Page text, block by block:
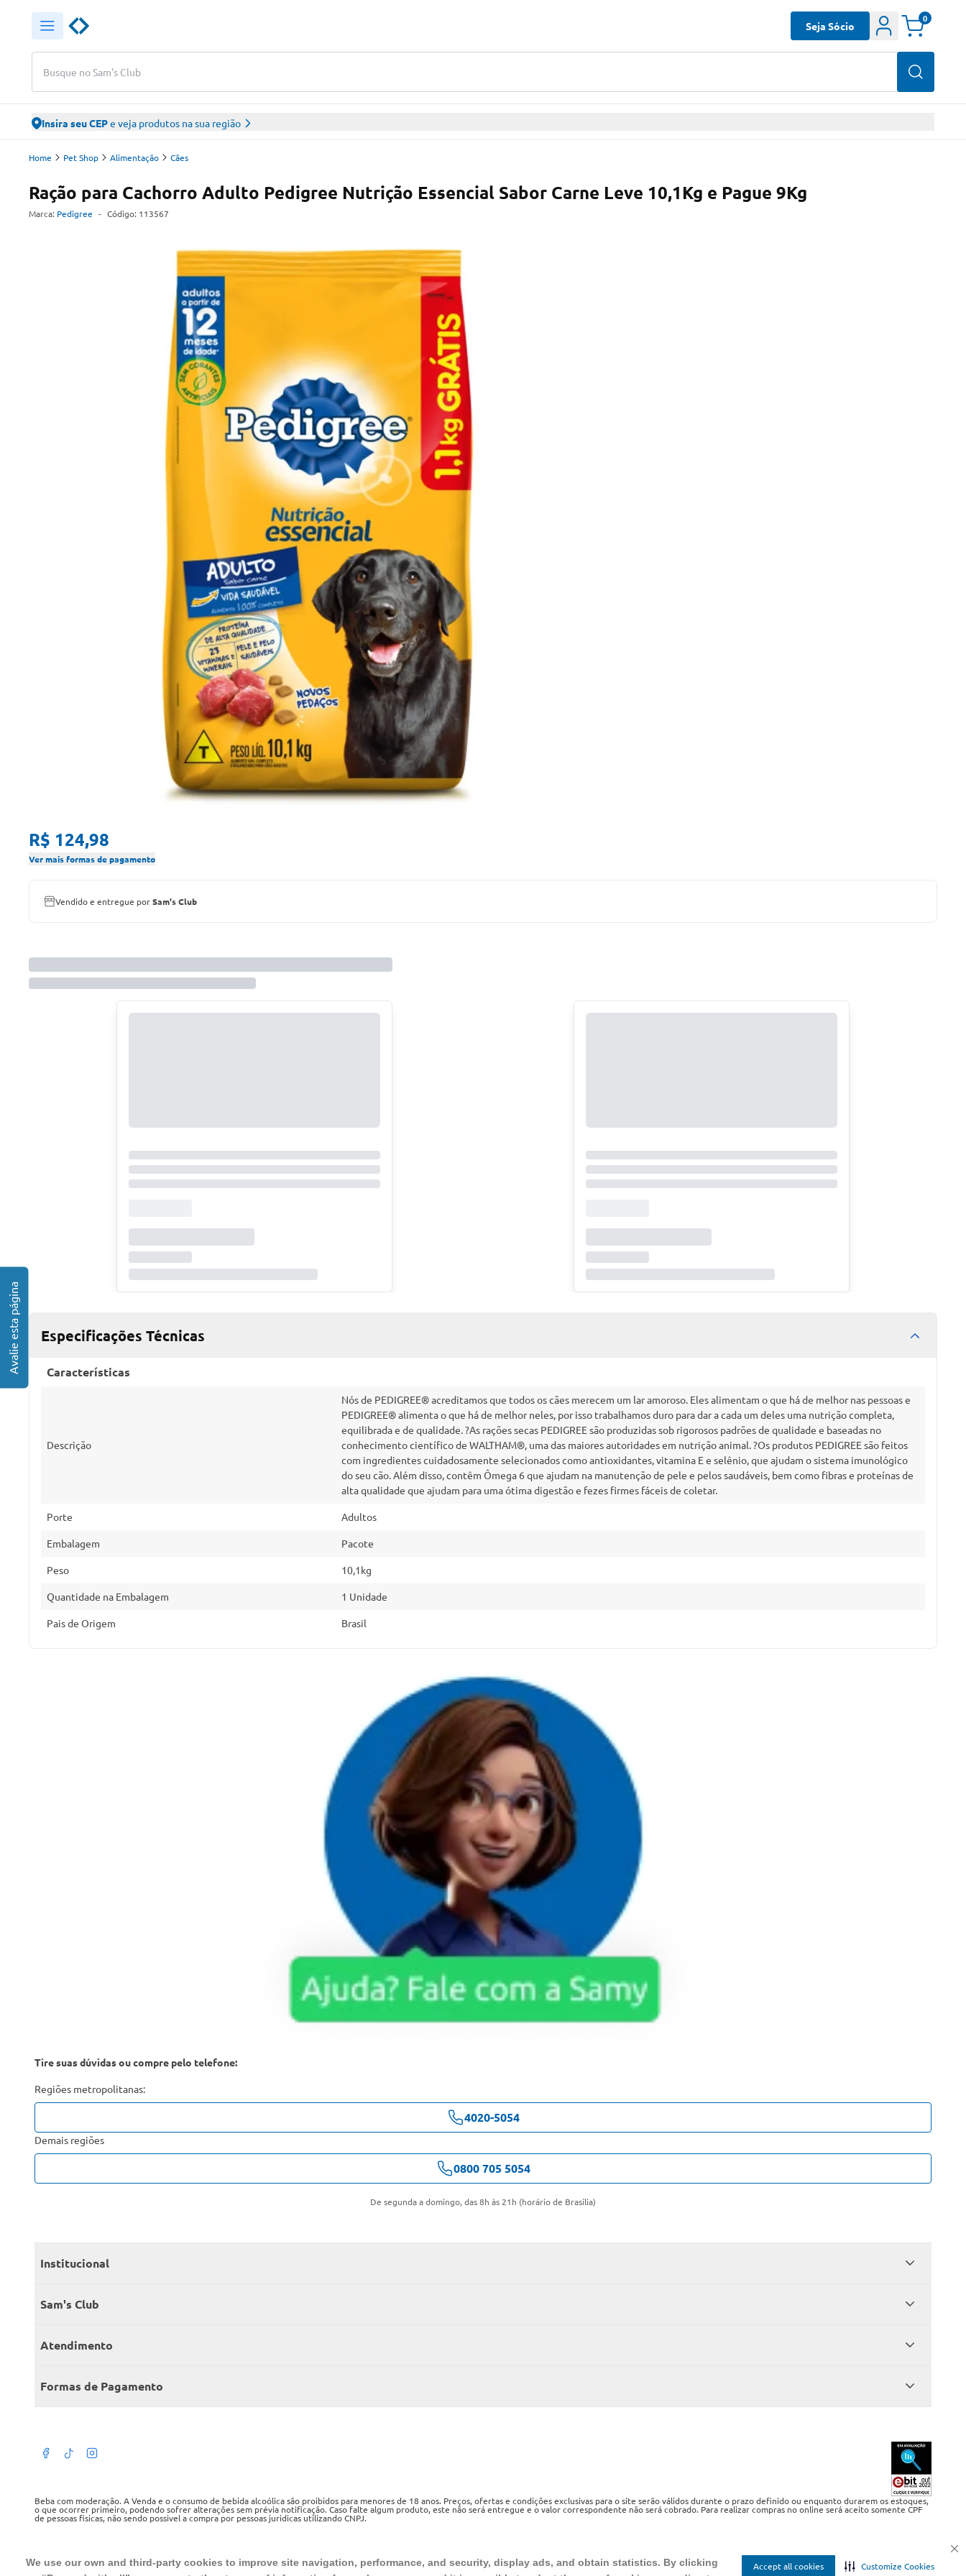
We use our own and third-party cookies to improve site navigation, performance, and security, display ads, and obtain statistics. By clicking
Accept all cookies Customize Cookies
Busque no Sam's Club
Seja Sócio
0
Insira seu CEPe veja produtos na sua região
Home Pet Shop Alimentação Cães
Ração para Cachorro Adulto Pedigree Nutrição Essencial Sabor Carne Leve 10,1Kg e Pague 9Kg
Marca: Pedigree - Código: 113567
R$ 124,98
Ver mais formas de pagamento
Vendido e entregue porSam's Club
Especificações Técnicas
Características
Descrição
Nós de PEDIGREE® acreditamos que todos os cães merecem um lar amoroso. Eles alimentam o que há de melhor nas pessoas e
PEDIGREE® alimenta o que há de melhor neles, por isso trabalhamos duro para dar a cada um deles uma nutrição completa,
equilibrada e de qualidade. ?As rações secas PEDIGREE são produzidas sob rigorosos padrões de qualidade e baseadas no
conhecimento científico de WALTHAM®, uma das maiores autoridades em nutrição animal. ?Os produtos PEDIGREE são feitos
com ingredientes cuidadosamente selecionados como antioxidantes, vitamina E e selênio, que ajudam o sistema imunológico
do seu cão. Além disso, contêm Ômega 6 que ajudam na manutenção de pele e pelos saudáveis, bem como fibras e proteínas de
alta qualidade que ajudam para uma ótima digestão e fezes firmes fáceis de coletar.
Porte Adultos
Embalagem Pacote
Peso 10,1kg
Quantidade na Embalagem 1 Unidade
Pais de Origem Brasil
Tire suas dúvidas ou compre pelo telefone:
Regiões metropolitanas:
4020-5054
Demais regiões
0800 705 5054
De segunda a domingo, das 8h às 21h (horário de Brasília)
Institucional
Quem somos
Encontre um Clube
Sam's Club
Seja sócio
Member’s Mark
Atendimento
Fale conosco
Atendimento em libras
Termos de Uso
Política de privacidade
Formas de Pagamento
Beba com moderação. A Venda e o consumo de bebida alcoólica são proibidos para menores de 18 anos. Preços, ofertas e condições exclusivas para o site serão válidos durante o prazo definido ou enquanto durarem os estoques,
o que ocorrer primeiro, podendo sofrer alterações sem prévia notificação. Caso falte algum produto, este não será entregue e o valor correspondente não será cobrado. Para realizar compras no online será aceito somente CPF
de pessoas fisicas, não sendo possivel a compra por pessoas juridicas utilizando CNPJ.